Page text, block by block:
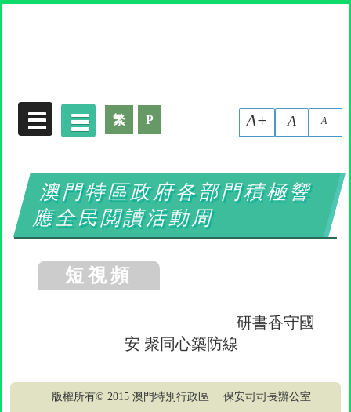
A-
A
A+
繁 P
澳門特區政府各部門積極響
應全民閲讀活動周
短視頻
研書香守國
安 聚同心築防線
版權所有© 2015 澳門特別行政區 保安司司長辦公室